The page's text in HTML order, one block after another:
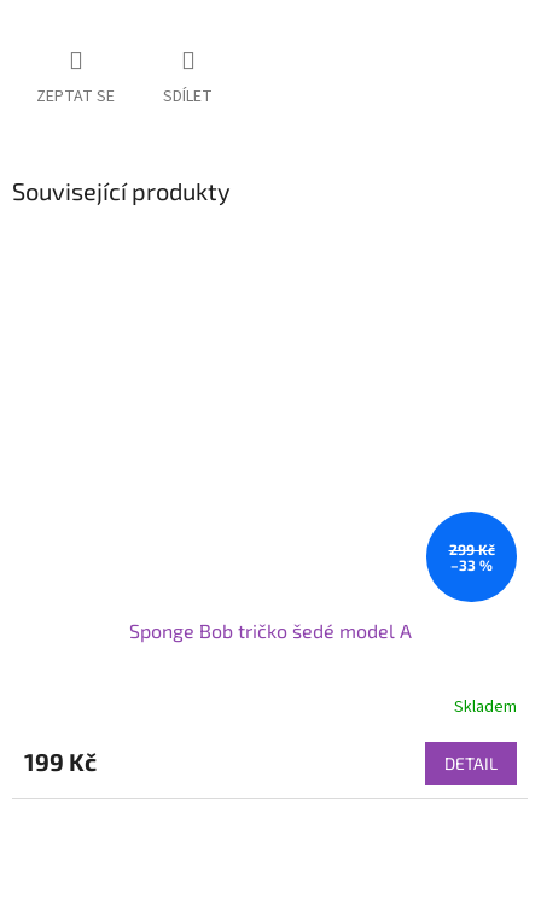
ZEPTAT SE SDÍLET
Související produkty
299 Kč
–33 %
Sponge Bob tričko šedé model A
Skladem
199 Kč DETAIL